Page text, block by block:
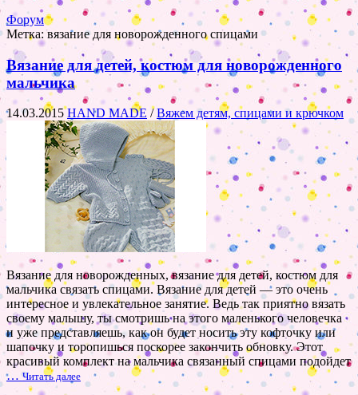
Форум
Метка:вязание для новорожденного спицами
Вязание для детей, костюм для новорожденного
мальчика
14.03.2015HAND MADE /Вяжем детям, спицами и крючком
Вязание для новорожденных, вязание для детей, костюм для
мальчика связать спицами. Вязание для детей — это очень
интересное и увлекательное занятие. Ведь так приятно вязать
своему малышу, ты смотришь на этого маленького человечка
и уже представляешь, как он будет носить эту кофточку или
шапочку и торопишься поскорее закончить обновку. Этот
красивый комплект на мальчика связанный спицами подойдет
…Читать далее